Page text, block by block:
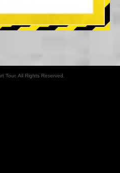
Tour. All Rights Reserved.